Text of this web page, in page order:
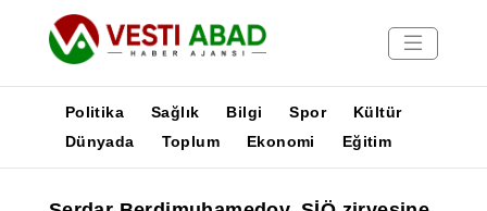
Politika Sağlık Bilgi Spor
Kültür
Dünyada
Toplum Ekonomi Eğitim